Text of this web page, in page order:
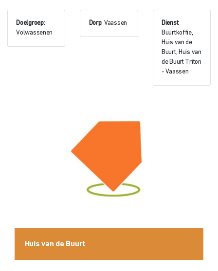
Doelgroep:
Volwassenen
Dorp: Vaassen Dienst:
Buurtkoffie,
Huis van de
Buurt, Huis van
de Buurt Triton
- Vaassen
Huis van de Buurt